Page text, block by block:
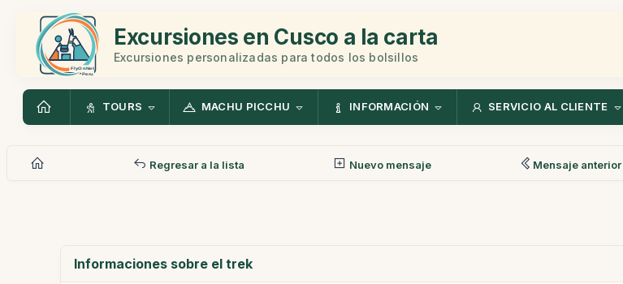
Excursiones en Cusco a la carta
Excursiones personalizadas para todos los bolsillos
TOURS MACHU PICCHU INFORMACIÓN SERVICIO AL CLIENTE
Regresar a la lista Nuevo mensaje Mensaje anterior
Informaciones sobre el trek